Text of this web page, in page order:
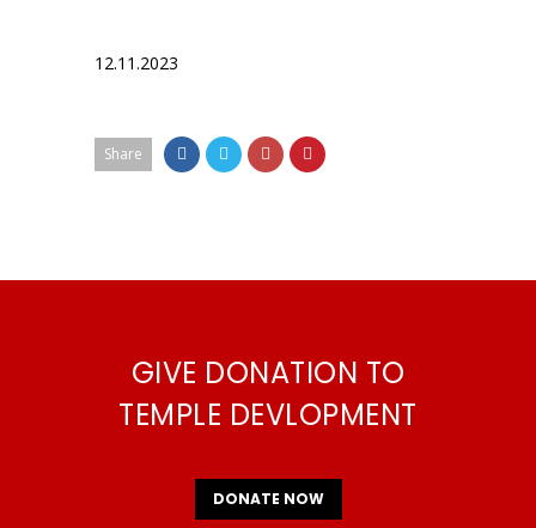
12.11.2023
Share
GIVE DONATION TO
TEMPLE DEVLOPMENT
DONATE NOW